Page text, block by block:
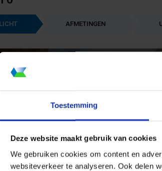
Toestemming
Deze website maakt gebruik van cookies
We gebruiken cookies om content en
websiteverkeer te analyseren. Ook delen
AFMETINGEN